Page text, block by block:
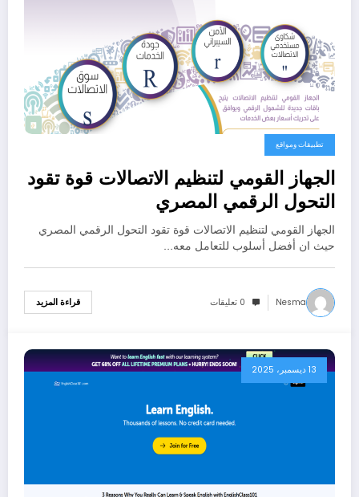
تطبيقات ومواقع
الجهاز القومي لتنظيم الاتصالات قوة تقود
التحول الرقمي المصري
الجهاز القومي لتنظيم الاتصالات قوة تقود التحول الرقمي المصري
حيث ان أفضل أسلوب للتعامل معه…
Nesma 0 تعليقات قراءة المزيد
13 ديسمبر، 2025